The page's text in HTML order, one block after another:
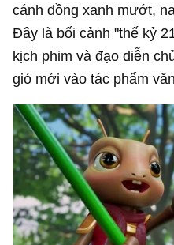
cánh đồng xanh mướt,
Đây là bối cảnh "thế kỷ
kịch phim và đạo diễn
gió mới vào tác phẩm